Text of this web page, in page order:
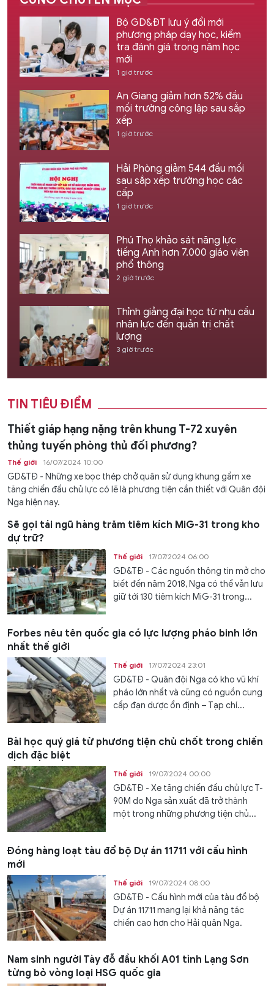
Bộ GD&ĐT lưu ý đổi mới
phương pháp dạy học, kiểm
tra đánh giá trong năm học
mới
1 giờ trước
An Giang giảm hơn 52% đầu
mối trường công lập sau sắp
xếp
1 giờ trước
Hải Phòng giảm 544 đầu mối
sau sắp xếp trường học các
cấp
1 giờ trước
Phú Thọ khảo sát năng lực
tiếng Anh hơn 7.000 giáo viên
phổ thông
2 giờ trước
Thỉnh giảng đại học từ nhu cầu
nhân lực đến quản trị chất
lượng
3 giờ trước
TIN TIÊU ĐIỂM
Thiết giáp hạng nặng trên khung T-72 xuyên
thủng tuyến phòng thủ đối phương?
Thế giới 16/07/2024 10:00
GD&TĐ - Những xe bọc thép chở quân sử dụng khung gầm xe
tăng chiến đấu chủ lực có lẽ là phương tiện cần thiết với Quân đội
Nga hiện nay.
Sẽ gọi tái ngũ hàng trăm tiêm kích MiG-31 trong kho
dự trữ?
Thế giới 17/07/2024 06:00
GD&TĐ - Các nguồn thông tin mở cho
biết đến năm 2018, Nga có thể vẫn lưu
giữ tới 130 tiêm kích MiG-31 trong...
Forbes nêu tên quốc gia có lực lượng pháo binh lớn
nhất thế giới
Thế giới 17/07/2024 23:01
GD&TĐ - Quân đội Nga có kho vũ khí
pháo lớn nhất và cũng có nguồn cung
cấp đạn dược ổn định – Tạp chí...
Bài học quý giá từ phương tiện chủ chốt trong chiến
dịch đặc biệt
Thế giới 19/07/2024 00:00
GD&TĐ - Xe tăng chiến đấu chủ lực T-
90M do Nga sản xuất đã trở thành
một trong những phương tiện chủ...
Đóng hàng loạt tàu đổ bộ Dự án 11711 với cấu hình
mới
Thế giới 19/07/2024 08:00
GD&TĐ - Cấu hình mới của tàu đổ bộ
Dự án 11711 mang lại khả năng tác
chiến cao hơn cho Hải quân Nga.
Nam sinh người Tày đỗ đầu khối A01 tỉnh Lạng Sơn
từng bỏ vòng loại HSG quốc gia